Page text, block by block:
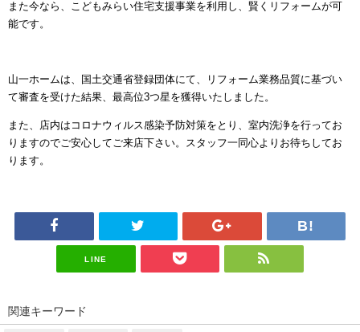
また今なら、こどもみらい住宅支援事業を利用し、賢くリフォームが可
能です。
山一ホームは、国土交通省登録団体にて、リフォーム業務品質に基づい
て審査を受けた結果、最高位3つ星を獲得いたしました。
また、店内はコロナウィルス感染予防対策をとり、室内洗浄を行ってお
りますのでご安心してご来店下さい。スタッフ一同心よりお待ちしてお
ります。
LINE
関連キーワード